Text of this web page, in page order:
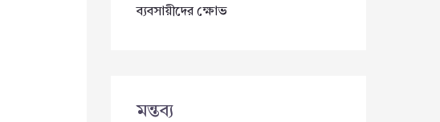
ব্যবসায়ীদের ক্ষোভ
মন্তব্য